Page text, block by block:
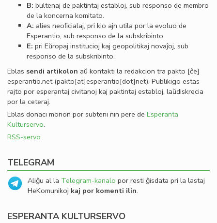
B: bultenaj de paktintaj establoj, sub responso de membro
de la koncerna komitato.
A: alies neoﬁcialaj, pri kio ajn utila por la evoluo de
Esperantio, sub responso de la subskribinto.
E: pri Eŭropaj institucioj kaj geopolitikaj novaĵoj, sub
responso de la subskribinto.
Eblas sendi artikolon aŭ kontakti la redakcion tra pakto [ĉe]
esperantio.net(pakto[at]esperantio[dot]net). Publikigo estas
rajto por esperantaj civitanoj kaj paktintaj establoj, laŭdiskrecia
por la ceteraj.
Eblas donaci monon por subteni nin pere de Esperanta
Kulturservo.
RSS-servo
TELEGRAM
Aliĝu al la Telegram-kanalo por resti ĝisdata pri la lastaj
HeKomunikoj kaj por komenti ilin.
ESPERANTA KULTURSERVO